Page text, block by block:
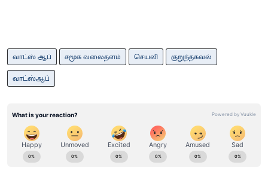
வாட்ஸ் ஆப் சமூக வலைதளம் செயலி
குறுந்தகவல்
வாட்ஸ்ஆப்